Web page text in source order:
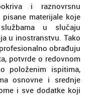
i raznovrsnu
materijale koje
u slučaju
u inostranstvu. Tako
obrađuju
potvrde o redovnom
položenim ispitima,
osnovne i srednje
i sve dodatke koji